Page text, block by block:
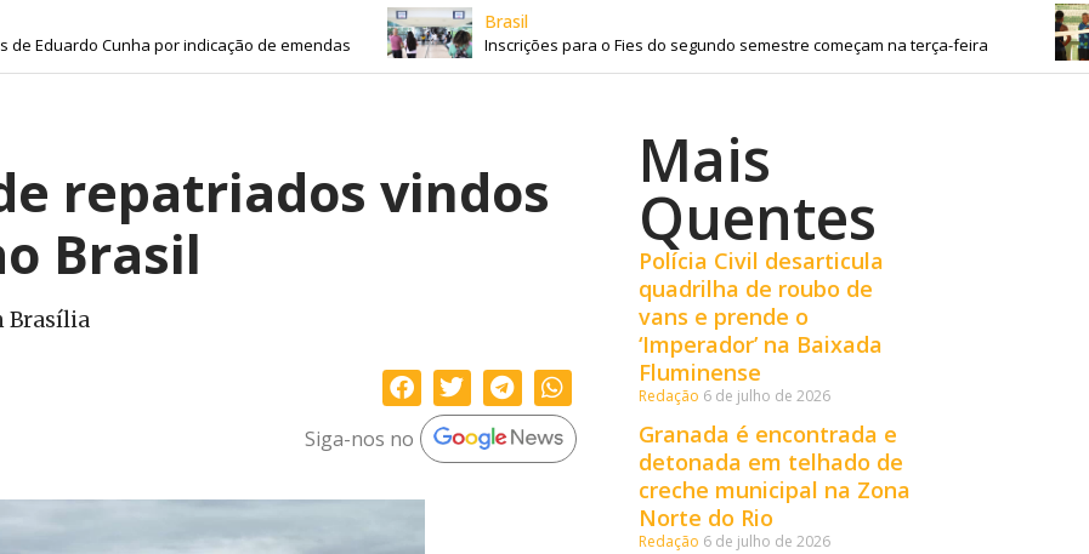
Eduardo Cunha por indicação de emendas
Brasil
Inscrições para o Fies do segundo semestre começam na terça-feira
repatriados vindos
Brasil
Brasília
Siga-nos no
Mais
Quentes
Polícia Civil desarticula
quadrilha de roubo de
vans e prende o
‘Imperador’ na Baixada
Fluminense
Redação 6 de julho de 2026
Granada é encontrada e
detonada em telhado de
creche municipal na Zona
Norte do Rio
Redação 6 de julho de 2026